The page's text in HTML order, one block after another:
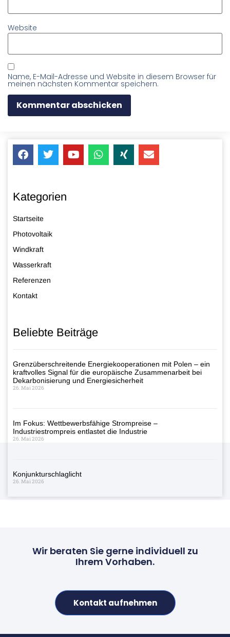
Website
Name, E-Mail-Adresse und Website in diesem Browser für
meinen nächsten Kommentar speichern.
Kategorien
Startseite
Photovoltaik
Windkraft
Wasserkraft
Referenzen
Kontakt
Beliebte Beiträge
Grenzüberschreitende Energiekooperationen mit Polen – ein
kraftvolles Signal für die europäische Zusammenarbeit bei
Dekarbonisierung und Energiesicherheit
26. Mai 2026
Im Fokus: Wettbewerbsfähige Strompreise –
Industriestrompreis entlastet die Industrie
26. Mai 2026
Konjunkturschlaglicht
26. Mai 2026
Wir beraten Sie gerne individuell zu
Ihrem Vorhaben.
Kontakt aufnehmen